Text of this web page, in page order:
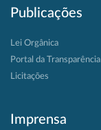
Publicações
Lei Orgânica
Portal da Transparência
Licitações
Imprensa